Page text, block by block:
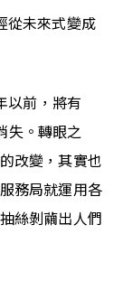
從未來式變成
以前，將有
失。轉眼之
改變，其實也
務局就運用各
絲剝繭出人們